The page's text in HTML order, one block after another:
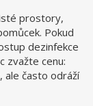
prostory,
Pokud
dezinfekce
zvažte cenu:
ale často odráží